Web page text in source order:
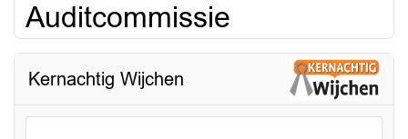
Auditcommissie
Kernachtig Wijchen